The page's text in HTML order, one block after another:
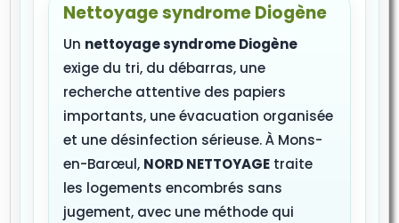
Nettoyage syndrome Diogène
Un nettoyage syndrome Diogène
exige du tri, du débarras, une
recherche attentive des papiers
importants, une évacuation organisée
et une désinfection sérieuse. À Mons-
en-Barœul, NORD NETTOYAGE traite
les logements encombrés sans
jugement, avec une méthode qui